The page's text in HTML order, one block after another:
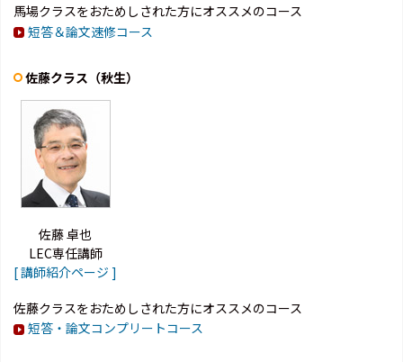
馬場クラスをおためしされた方にオススメのコース
短答＆論文速修コース
佐藤クラス（秋生）
佐藤 卓也
LEC専任講師
[ 講師紹介ページ ]
佐藤クラスをおためしされた方にオススメのコース
短答・論文コンプリートコース